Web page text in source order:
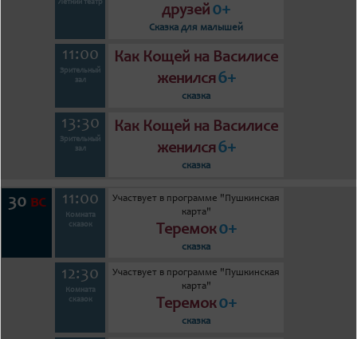
Летний театр
друзей0+
Сказка для малышей
11:00
Зрительный
зал
Как Кощей на Василисе
женился6+
сказка
13:30
Зрительный
зал
Как Кощей на Василисе
женился6+
сказка
30 вс 11:00
Комната
сказок
Участвует в программе "Пушкинская
карта"
Теремок0+
сказка
12:30
Комната
сказок
Участвует в программе "Пушкинская
карта"
Теремок0+
сказка